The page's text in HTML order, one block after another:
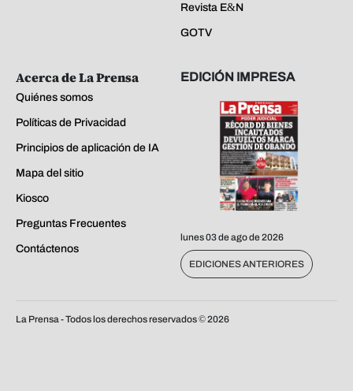
Revista E&N
GOTV
Acerca de La Prensa
Quiénes somos
Políticas de Privacidad
Principios de aplicación de IA
Mapa del sitio
Kiosco
Preguntas Frecuentes
Contáctenos
EDICIÓN IMPRESA
lunes 03 de ago de 2026
EDICIONES ANTERIORES
La Prensa - Todos los derechos reservados ©2026